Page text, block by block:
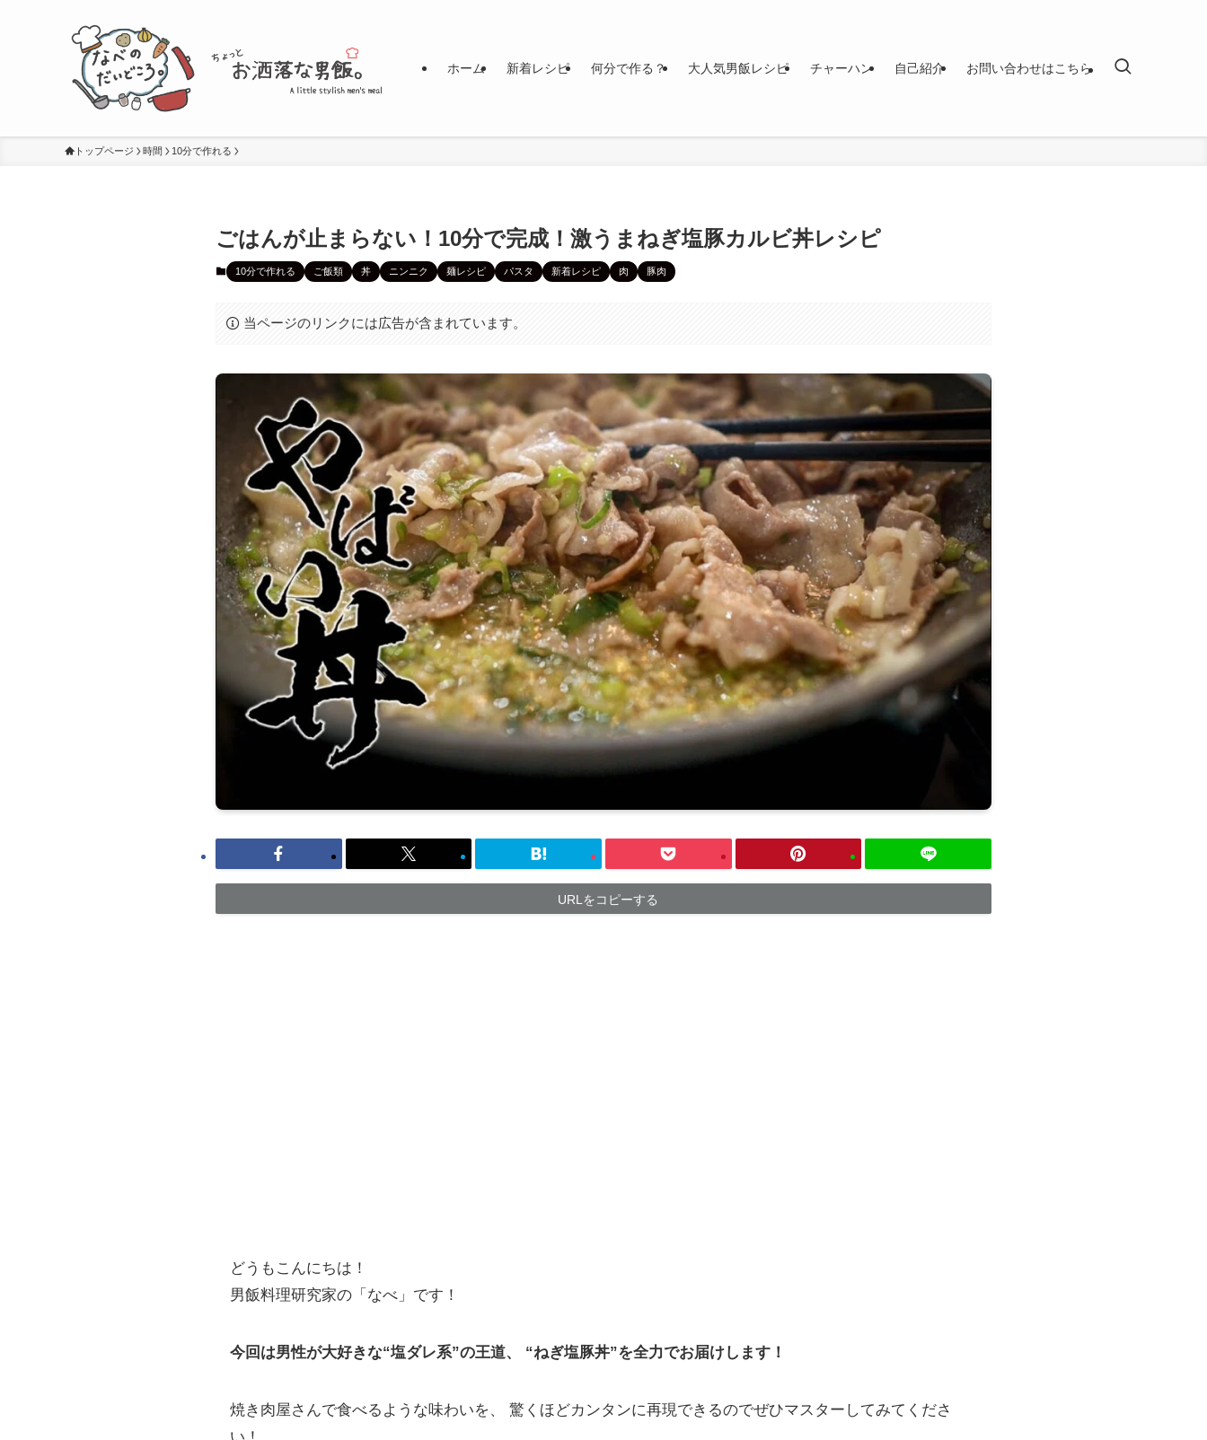
ホーム 新着レシピ 何分で作る？ 大人気男飯レシピ チャーハン 自己紹介 お問い合わせはこちら
トップページ 時間 10分で作れる
ごはんが止まらない！10分で完成！激うまねぎ塩豚カルビ丼レシピ
10分で作れる ご飯類 丼 ニンニク 麺レシピ パスタ 新着レシピ 肉 豚肉
当ページのリンクには広告が含まれています。
URLをコピーする
どうもこんにちは！
男飯料理研究家の「なべ」です！
今回は男性が大好きな“塩ダレ系”の王道、 “ねぎ塩豚丼”を全力でお届けします！
焼き肉屋さんで食べるような味わいを、 驚くほどカンタンに再現できるのでぜひマスターしてみてくださ